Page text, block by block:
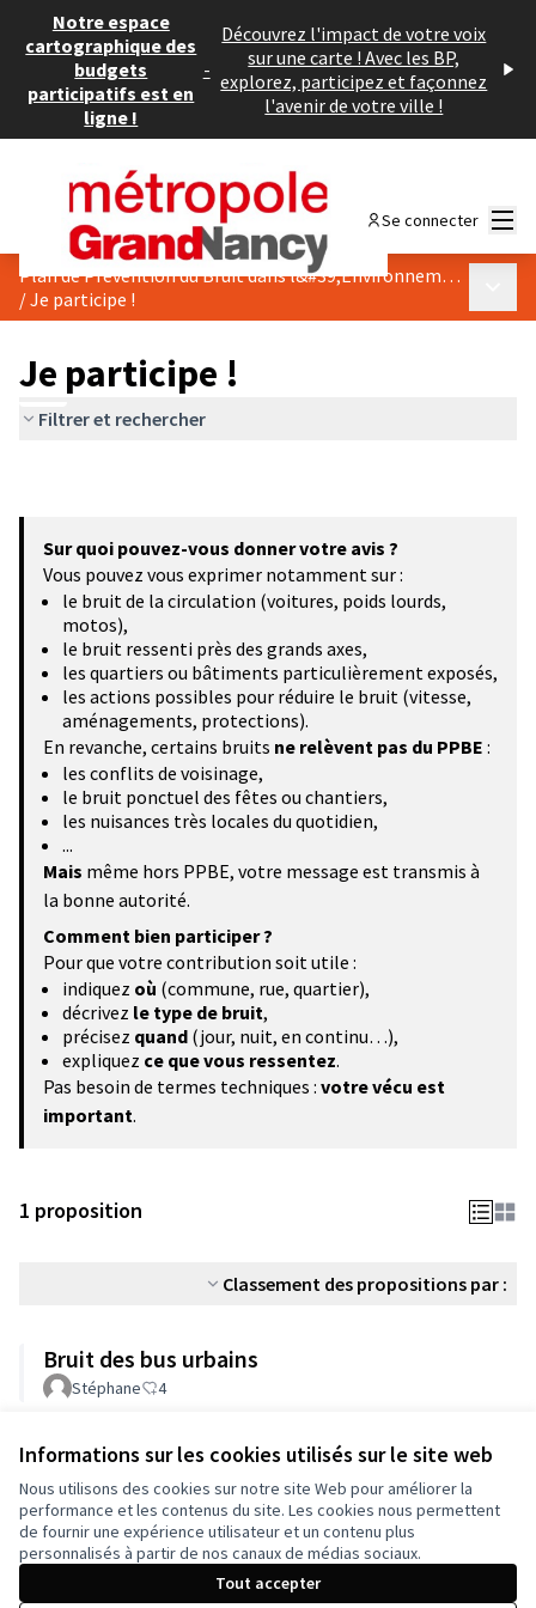
Informations sur les cookies utilisés sur le site web
Nous utilisons des cookies sur notre site Web pour améliorer la
performance et les contenus du site. Les cookies nous permettent
de fournir une expérience utilisateur et un contenu plus
personnalisés à partir de nos canaux de médias sociaux.
Tout accepter
Notre espace
cartographique des
budgets
participatifs est en
ligne !
-
Découvrez l'impact de votre voix
sur une carte ! Avec les BP,
explorez, participez et façonnez
l'avenir de votre ville !
Se connecter
Plan de Prévention du Bruit dans l&#39;Environnement
/Je participe !
Je participe !
Filtrer et rechercher
Sur quoi pouvez-vous donner votre avis ?
Vous pouvez vous exprimer notamment sur :
le bruit de la circulation (voitures, poids lourds,
motos),
le bruit ressenti près des grands axes,
les quartiers ou bâtiments particulièrement exposés,
les actions possibles pour réduire le bruit (vitesse,
aménagements, protections).
En revanche, certains bruits ne relèvent pas du PPBE :
les conflits de voisinage,
le bruit ponctuel des fêtes ou chantiers,
les nuisances très locales du quotidien,
...
Mais même hors PPBE, votre message est transmis à
la bonne autorité.
Comment bien participer ?
Pour que votre contribution soit utile :
indiquez où (commune, rue, quartier),
décrivez le type de bruit,
précisez quand (jour, nuit, en continu…),
expliquez ce que vous ressentez.
Pas besoin de termes techniques : votre vécu est
important.
1 proposition
Classement des propositions par :
Bruit des bus urbains
Stéphane 4
Voir toutes les propositions retirées
Conditions d'utilisation
Paramètres des cookies